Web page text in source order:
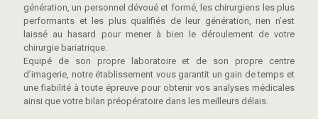
génération, un personnel dévoué et formé, les chirurgiens les plus
performants et les plus qualifiés de leur génération, rien n’est
laissé au hasard pour mener à bien le déroulement de votre
chirurgie bariatrique.
Equipé de son propre laboratoire et de son propre centre
d’imagerie, notre établissement vous garantit un gain de temps et
une fiabilité à toute épreuve pour obtenir vos analyses médicales
ainsi que votre bilan préopératoire dans les meilleurs délais.